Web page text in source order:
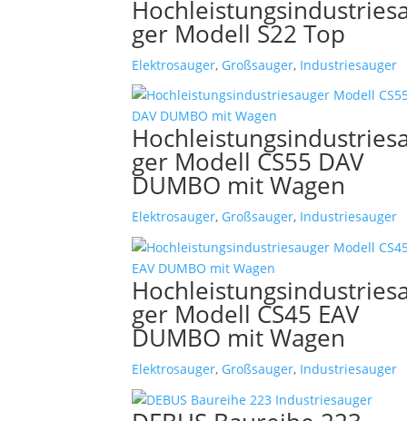
ger Modell S22 Top
Elektrosauger, Großsauger, Industriesauger
ger Modell CS55 DAV
DUMBO mit Wagen
Elektrosauger, Großsauger, Industriesauger
ger Modell CS45 EAV
DUMBO mit Wagen
Elektrosauger, Großsauger, Industriesauger